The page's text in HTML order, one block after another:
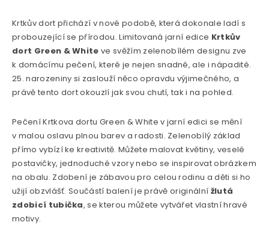
Krtkův dort přichází v nové podobě, která dokonale ladí s
probouzející se přírodou. Limitovaná jarní edice Krtkův
dort Green & White ve svěžím zelenobílém designu zve
k domácímu pečení, které je nejen snadné, ale i nápadité.
25. narozeniny si zaslouží něco opravdu výjimečného, a
právě tento dort okouzlí jak svou chutí, tak i na pohled.
Pečení Krtkova dortu Green & White v jarní edici se mění
v malou oslavu plnou barev a radosti. Zelenobílý základ
přímo vybízí ke kreativitě. Můžete malovat květiny, veselé
postavičky, jednoduché vzory nebo se inspirovat obrázkem
na obalu. Zdobení je zábavou pro celou rodinu a děti si ho
užijí obzvlášť. Součástí balení je právě originální žlutá
zdobicí tubička, se kterou můžete vytvářet vlastní hravé
motivy.